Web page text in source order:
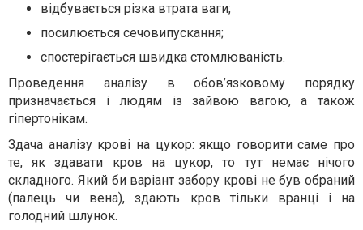
відбувається різка втрата ваги;
посилюється сечовипускання;
спостерігається швидка стомлюваність.
Проведення аналізу в обов’язковому порядку
призначається і людям із зайвою вагою, а також
гіпертонікам.
Здача аналізу крові на цукор: якщо говорити саме про
те, як здавати кров на цукор, то тут немає нічого
складного. Який би варіант забору крові не був обраний
(палець чи вена), здають кров тільки вранці і на
голодний шлунок.